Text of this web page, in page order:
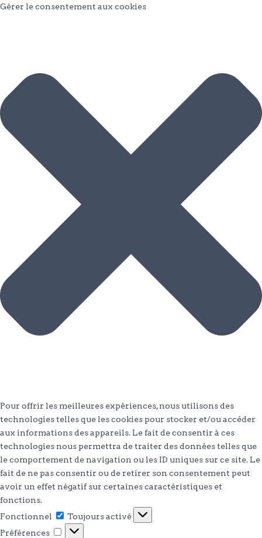
Gérer le consentement aux cookies
Pour offrir les meilleures expériences, nous utilisons des
technologies telles que les cookies pour stocker et/ou accéder
aux informations des appareils. Le fait de consentir à ces
technologies nous permettra de traiter des données telles que
le comportement de navigation ou les ID uniques sur ce site. Le
fait de ne pas consentir ou de retirer son consentement peut
avoir un effet négatif sur certaines caractéristiques et
fonctions.
Fonctionnel
Fonctionnel
Toujours activé
Préférences
Préférences